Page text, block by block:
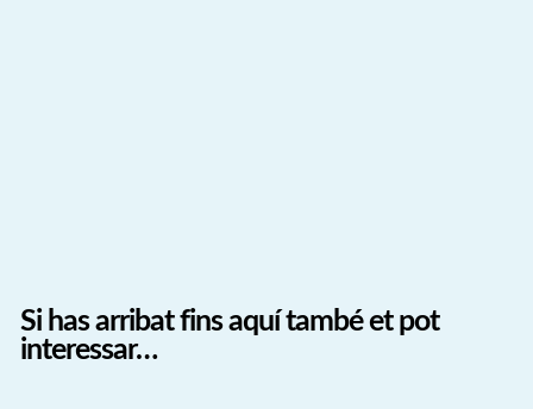
Si has arribat fins aquí també et pot
interessar…